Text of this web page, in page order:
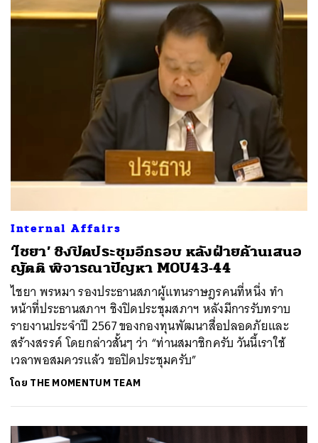
Internal Affairs
‘ไชยา’ ชิงปิดประชุมอีกรอบ หลังฝ่ายค้านเสนอ
ญัตติ พิจารณาปัญหา MOU43-44
ไชยา พรหมา รองประธานสภาผู้แทนราษฎรคนที่หนึ่ง ทำ
หน้าที่ประธานสภาฯ ชิงปิดประชุมสภาฯ หลังมีการรับทราบ
รายงานประจำปี 2567 ของกองทุนพัฒนาสื่อปลอดภัยและ
สร้างสรรค์ โดยกล่าวสั้นๆ ว่า “ท่านสมาชิกครับ วันนี้เราใช้
เวลาพอสมควรแล้ว ขอปิดประชุมครับ”
โดย THE MOMENTUM TEAM